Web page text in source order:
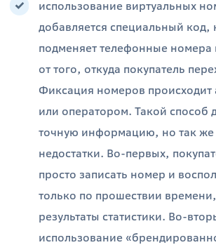
использование виртуальных
добавляется специальный код,
подменяет телефонные номера
от того, откуда покупатель
Фиксация номеров происходит
или оператором. Такой способ
точную информацию, но так же
недостатки. Во-первых,
просто записать номер и
только по прошествии
результаты статистики. Во-
использование